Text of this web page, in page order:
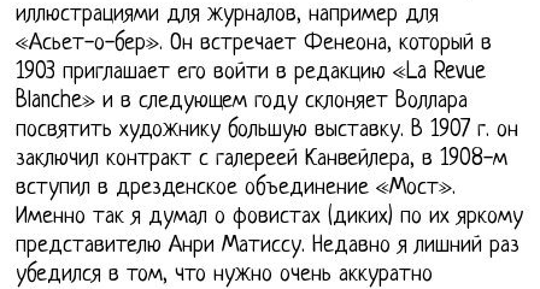
иллюстрациями для журналов, например для
«Асьет-о-бер». Он встречает Фенеона, который в
1903 приглашает его войти в редакцию «La Revue
Blanche» и в следующем году склоняет Воллара
посвятить художнику большую выставку. В 1907 г. он
заключил контракт с галереей Канвейлера, в 1908-м
вступил в дрезденское объединение «Мост».
Именно так я думал о фовистах (диких) по их яркому
представителю Анри Матиссу. Недавно я лишний раз
убедился в том, что нужно очень аккуратно